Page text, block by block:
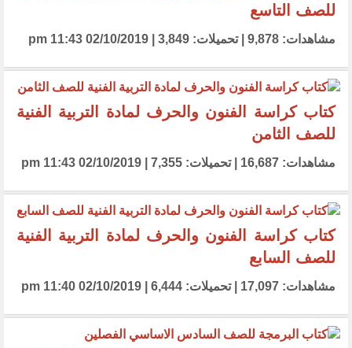
للصف التاسع
مشاهدات: 9,878 | تحميلات: 3,849 | 02/10/2019 11:43 pm
كتاب كراسة الفنون والحرف لمادة التربية الفنية
للصف الثامن
مشاهدات: 16,687 | تحميلات: 7,355 | 02/10/2019 11:43 pm
كتاب كراسة الفنون والحرف لمادة التربية الفنية
للصف السابع
مشاهدات: 17,097 | تحميلات: 6,444 | 02/10/2019 11:40 pm